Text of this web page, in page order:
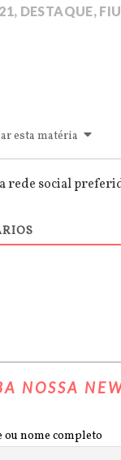
, DESTAQUE,
esta matéria
rede social
NOSSA
nome completo